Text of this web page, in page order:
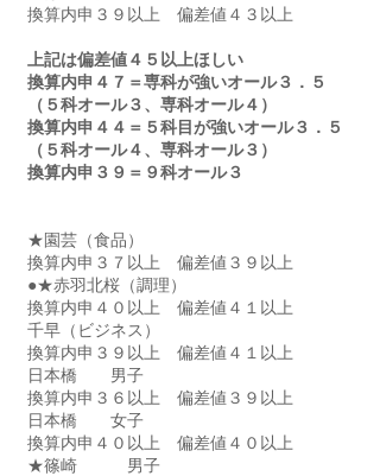
換算内申３９以上　偏差値４３以上
上記は偏差値４５以上ほしい
換算内申４７＝専科が強いオール３．５
（５科オール３、専科オール４）
換算内申４４＝５科目が強いオール３．５
（５科オール４、専科オール３）
換算内申３９＝９科オール３
★園芸（食品）
換算内申３７以上　偏差値３９以上
●★赤羽北桜（調理）
換算内申４０以上　偏差値４１以上
千早（ビジネス）
換算内申３９以上　偏差値４１以上
日本橋　　男子
換算内申３６以上　偏差値３９以上
日本橋　　女子
換算内申４０以上　偏差値４０以上
★篠崎　　　男子